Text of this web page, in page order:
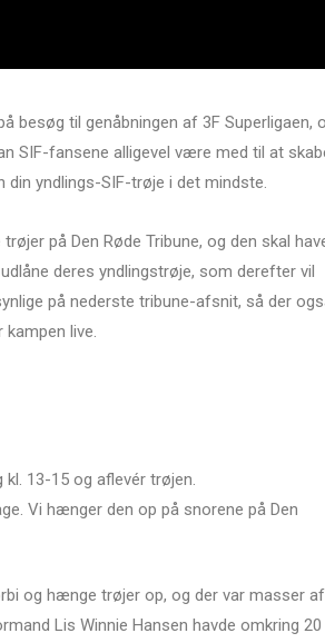
besøg til genåbningen af 3F Superligaen,
SIF-fansene alligevel være med til at
din yndlings-SIF-trøje i det mindste.
på Den Røde Tribune, og den skal
deres yndlingstrøje, som derefter vil
på nederste tribune-afsnit, så der
live.
13-15 og aflevér trøjen.
Vi hænger den op på snorene på Den
og hænge trøjer op, og der var masser af
Lis Winnie Hansen havde omkring 20